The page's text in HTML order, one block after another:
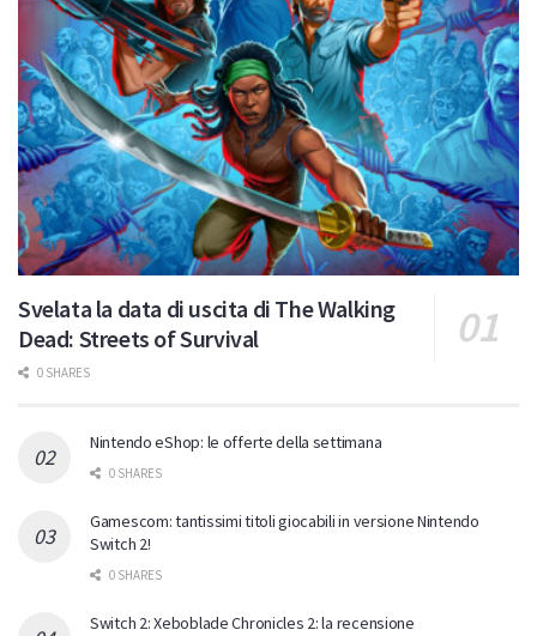
Svelata la data di uscita di The Walking
Dead: Streets of Survival
0 SHARES
Nintendo eShop: le offerte della settimana
0 SHARES
Gamescom: tantissimi titoli giocabili in versione Nintendo
Switch 2!
0 SHARES
Switch 2: Xeboblade Chronicles 2: la recensione